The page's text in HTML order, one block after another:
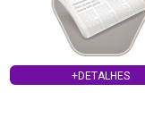
+DETALHES